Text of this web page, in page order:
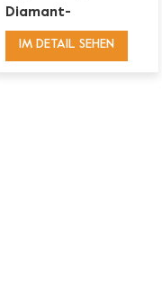
Diamant-
Schleifscheibe für
IM DETAIL SEHEN